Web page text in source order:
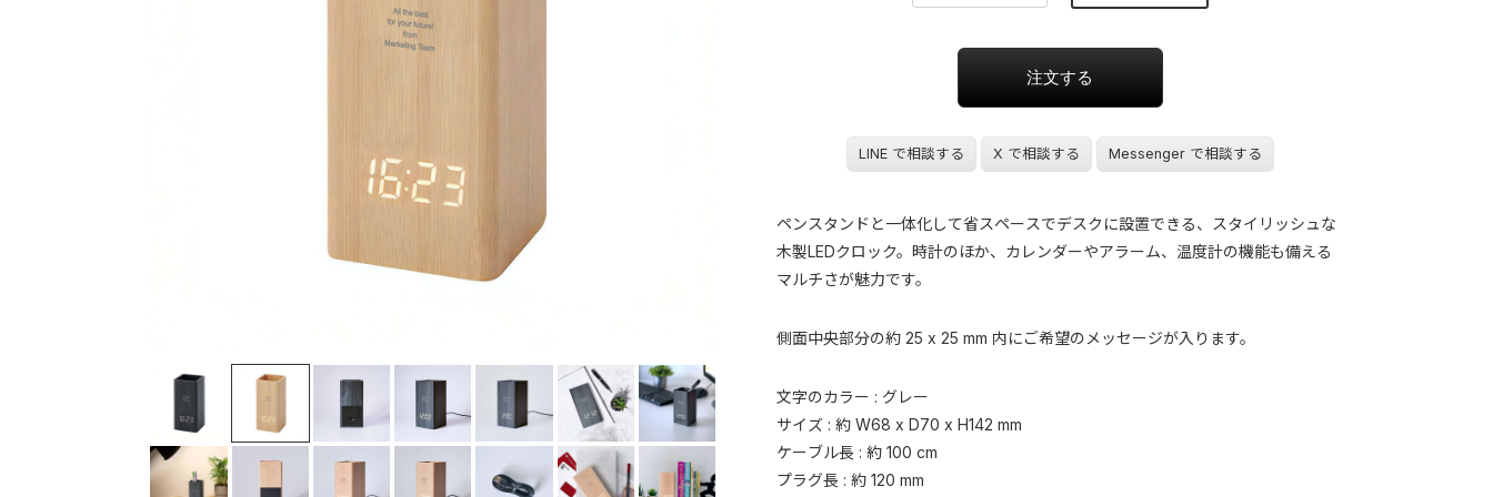
LINE で相談する X で相談する Messenger で相談する
ペンスタンドと一体化して省スペースでデスクに設置できる、スタイリッシュな
木製LEDクロック。時計のほか、カレンダーやアラーム、温度計の機能も備える
マルチさが魅力です。
側面中央部分の約 25 x 25 mm 内にご希望のメッセージが入ります。
文字のカラー : グレー
サイズ : 約 W68 x D70 x H142 mm
ケーブル長 : 約 100 cm
プラグ長 : 約 120 mm